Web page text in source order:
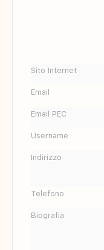
Sito Internet
Email
Email PEC
Username
Indirizzo
Telefono
Biografia